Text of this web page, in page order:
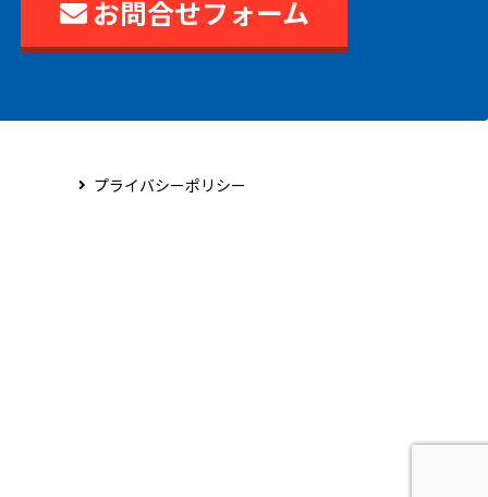
お問合せフォーム
プライバシーポリシー